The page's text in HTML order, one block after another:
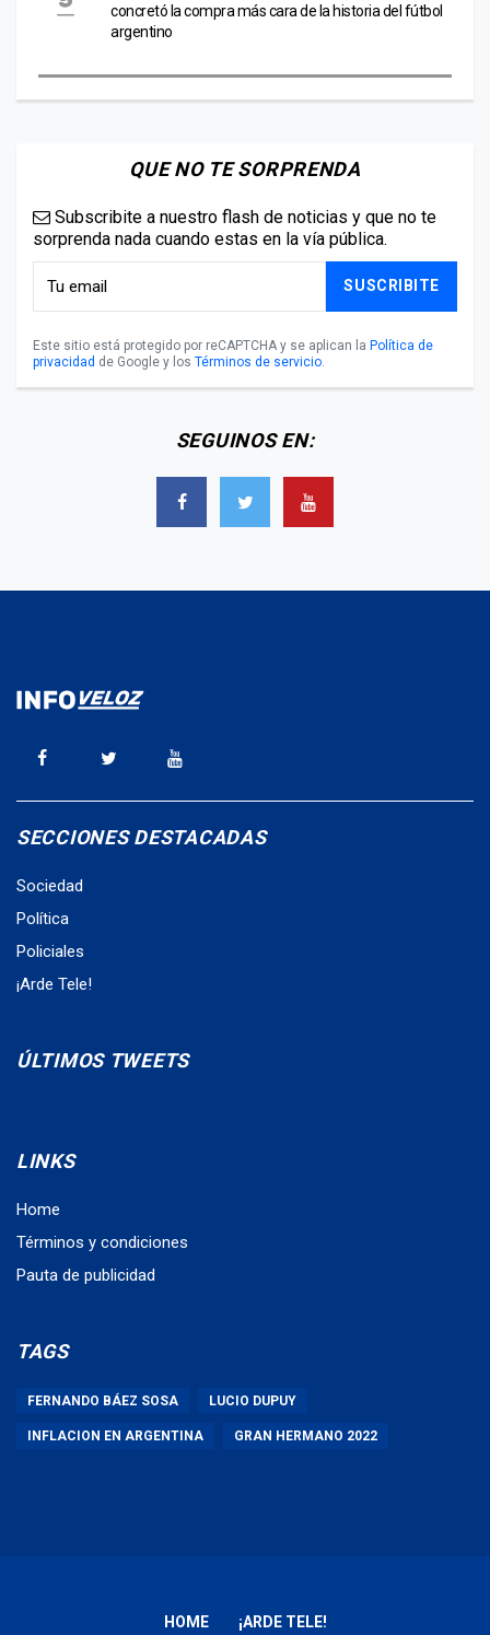
concretó la compra más cara de la historia del fútbol
argentino
QUE NO TE SORPRENDA
Subscribite a nuestro flash de noticias y que no te
sorprenda nada cuando estas en la vía pública.
SUSCRIBITE
Este sitio está protegido por reCAPTCHA y se aplican la Política de
privacidad de Google y los Términos de servicio.
SEGUINOS EN:
SECCIONES DESTACADAS
Sociedad
Política
Policiales
¡Arde Tele!
ÚLTIMOS TWEETS
LINKS
Home
Términos y condiciones
Pauta de publicidad
TAGS
FERNANDO BÁEZ SOSA LUCIO DUPUY
INFLACION EN ARGENTINA GRAN HERMANO 2022
HOME ¡ARDE TELE!